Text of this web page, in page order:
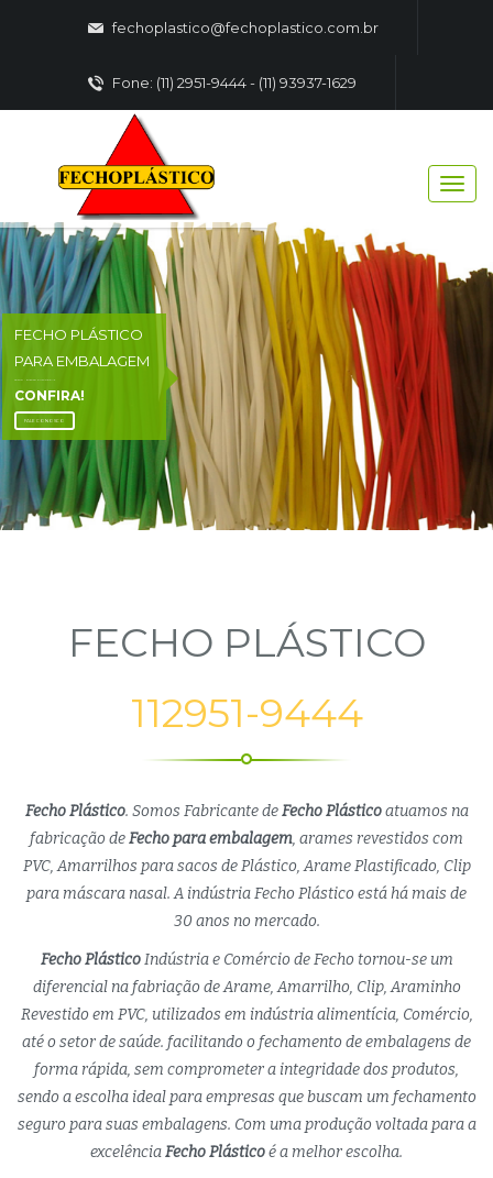
fechoplastico@fechoplastico.com.br
Fone: (11) 2951-9444 - (11) 93937-1629
FECHO PLÁSTICO
PARA EMBALAGEM
CONFIRA!
FALE CONOSCO
FECHO PLÁSTICO
112951-9444
Fecho Plástico. Somos Fabricante deFecho Plásticoatuamos na
fabricação deFecho para embalagem, arames revestidos com
PVC, Amarrilhos para sacos de Plástico, Arame Plastificado, Clip
para máscara nasal. A indústria Fecho Plástico está há mais de
30 anos no mercado.
Fecho PlásticoIndústria e Comércio de Fecho tornou-se um
diferencial na fabriação de Arame, Amarrilho, Clip, Araminho
Revestido em PVC, utilizados em indústria alimentícia, Comércio,
até o setor de saúde. facilitando o fechamento de embalagens de
forma rápida, sem comprometer a integridade dos produtos,
sendo a escolha ideal para empresas que buscam um fechamento
seguro para suas embalagens. Com uma produção voltada para a
excelênciaFecho Plásticoé a melhor escolha.